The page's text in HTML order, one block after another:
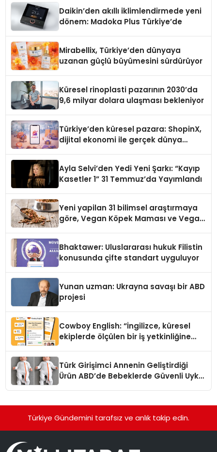
Daikin’den akıllı iklimlendirmede yeni
dönem: Madoka Plus Türkiye’de
Mirabellix, Türkiye’den dünyaya
uzanan güçlü büyümesini sürdürüyor
Küresel rinoplasti pazarının 2030’da
9,6 milyar dolara ulaşması bekleniyor
Türkiye’den küresel pazara: ShopinX,
dijital ekonomi ile gerçek dünya
Ayla Selvi’den Yedi Yeni Şarkı: “Kayıp
Kasetler 1” 31 Temmuz’da Yayımlandı
Yeni yapilan 31 bilimsel araştırmaya
göre, Vegan Köpek Maması ve Vegan
Bhaktawer: Uluslararası hukuk Filistin
konusunda çifte standart uyguluyor
Yunan uzman: Ukrayna savaşı bir ABD
projesi
Cowboy English: “İngilizce, küresel
ekiplerde ölçülen bir iş yetkinliğine
Türk Girişimci Annenin Geliştirdiği
Ürün ABD’de Bebeklerde Güvenli Uyku
Türkiye Gündemini tarafsız ve anlık takip edin.